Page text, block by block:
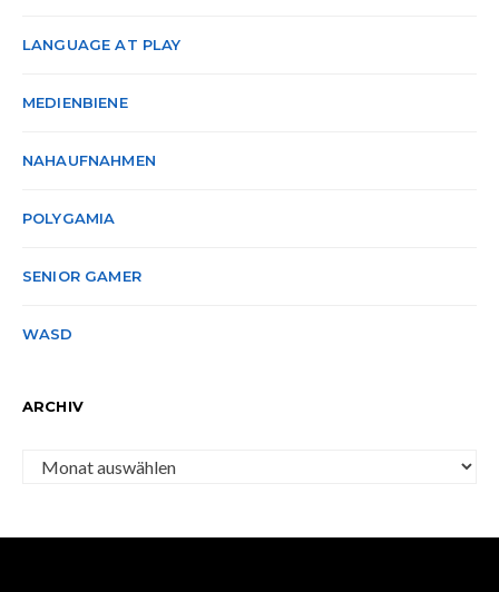
LANGUAGE AT PLAY
MEDIENBIENE
NAHAUFNAHMEN
POLYGAMIA
SENIOR GAMER
WASD
ARCHIV
Archiv